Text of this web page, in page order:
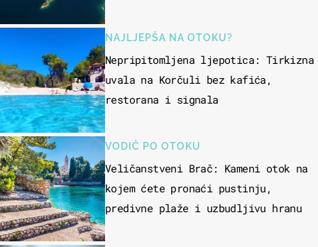
NAJLJEPŠA NA OTOKU?
Nepripitomljena ljepotica: Tirkizna
uvala na Korčuli bez kafića,
restorana i signala
VODIČ PO OTOKU
Veličanstveni Brač: Kameni otok na
kojem ćete pronaći pustinju,
predivne plaže i uzbudljivu hranu